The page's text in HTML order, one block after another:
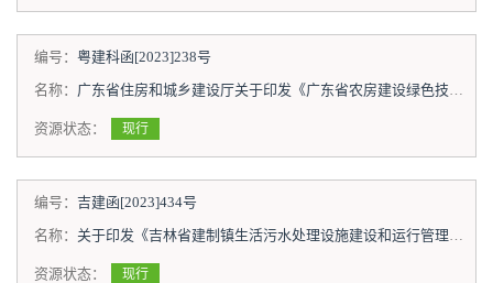
编号： 粤建科函[2023]238号
名称： 广东省住房和城乡建设厅关于印发《广东省农房建设绿色技术导则》的通知
资源状态： 现行
编号： 吉建函[2023]434号
名称： 关于印发《吉林省建制镇生活污水处理设施建设和运行管理技术导则（试行）》通知的函
资源状态： 现行